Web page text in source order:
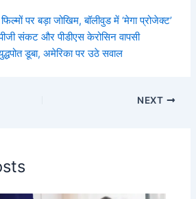
पर बड़ा जोखिम, बॉलीवुड में ‘मेगा प्रोजेक्ट’
संकट और पीडीएस केरोसिन वापसी
डूबा, अमेरिका पर उठे सवाल
NEXT